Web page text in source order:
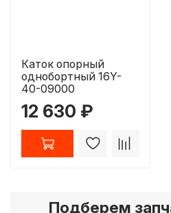
Каток опорный
однобортный 16Y-
40-09000
12 630 ₽
Подберем